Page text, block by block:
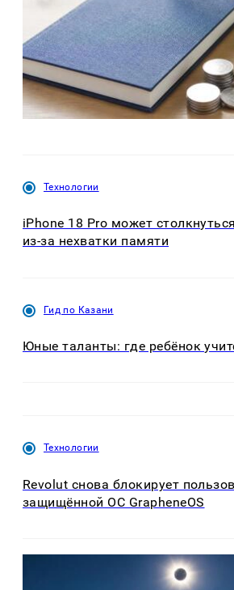
Технологии
iPhone 18 Pro может
из-за нехватки памяти
Гид по Казани
Юные таланты: где ребёнок
Технологии
Revolut снова блокирует
защищённой ОС GrapheneOS